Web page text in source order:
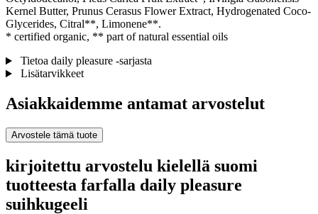
Kernel Butter, Prunus Cerasus Flower Extract, Hydrogenated Coco-
Glycerides, Citral**, Limonene**.
* certified organic, ** part of natural essential oils
Tietoa daily pleasure -sarjasta
Lisätarvikkeet
Asiakkaidemme antamat arvostelut
Arvostele tämä tuote
kirjoitettu arvostelu kielellä suomi
tuotteesta farfalla daily pleasure
suihkugeeli